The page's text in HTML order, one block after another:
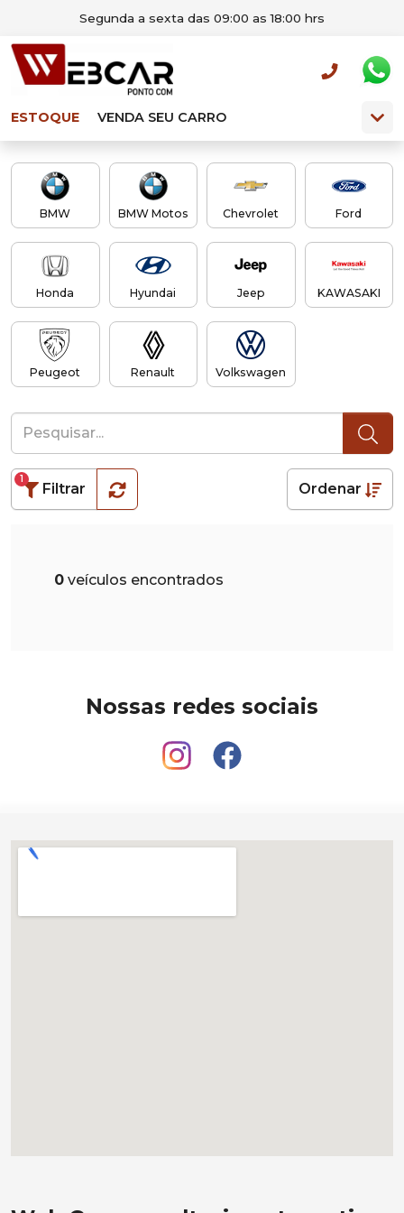
Segunda a sexta das 09:00 as 18:00 hrs
ESTOQUE VENDA SEU CARRO
BMW BMW Motos Chevrolet Ford
Honda Hyundai Jeep KAWASAKI
Peugeot Renault Volkswagen
Filtrar
1
Ordenar
0 veículos encontrados
Nossas redes sociais